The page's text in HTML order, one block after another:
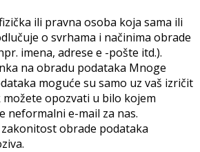
ili pravna osoba koja sama ili
o svrhama i načinima obrade
imena, adrese e -pošte itd.).
na obradu podataka Mnoge
moguće su samo uz vaš izričit
opozvati u bilo kojem
neformalni e-mail za nas.
obrade podataka